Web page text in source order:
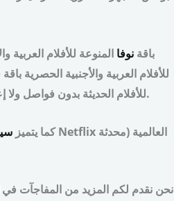
باقة نوفا المنوعة للأفلام العربية
للأفلام العربية والأجنبية الحصرية
سينما Home Cinema للأفلام الحديثة بدون فواصل ولا إعلانات.
كما يتميز
نحن نقدم لكم المزيد من المفاجآت في